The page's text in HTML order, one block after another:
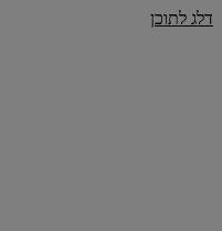
דלג לתוכן